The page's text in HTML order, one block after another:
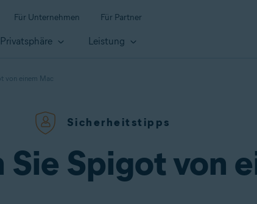
Für Unternehmen Für Partner
Privatsphäre Leistung
von einem Mac
Sicherheitstipps
Spigot von